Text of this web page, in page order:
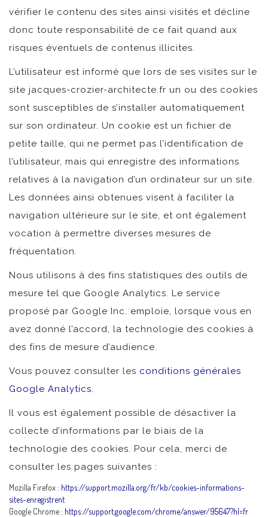
vérifier le contenu des sites ainsi visités et décline
donc toute responsabilité de ce fait quand aux
risques éventuels de contenus illicites.
L’utilisateur est informé que lors de ses visites sur le
site jacques-crozier-architecte.fr un ou des cookies
sont susceptibles de s’installer automatiquement
sur son ordinateur. Un cookie est un fichier de
petite taille, qui ne permet pas l’identification de
l’utilisateur, mais qui enregistre des informations
relatives à la navigation d’un ordinateur sur un site.
Les données ainsi obtenues visent à faciliter la
navigation ultérieure sur le site, et ont également
vocation à permettre diverses mesures de
fréquentation.
Nous utilisons à des fins statistiques des outils de
mesure tel que Google Analytics. Le service
proposé par Google Inc. emploie, lorsque vous en
avez donné l’accord, la technologie des cookies à
des fins de mesure d’audience.
Vous pouvez consulter les conditions générales
Google Analytics.
Il vous est également possible de désactiver la
collecte d’informations par le biais de la
technologie des cookies. Pour cela, merci de
consulter les pages suivantes :
Mozilla Firefox : https://support.mozilla.org/fr/kb/cookies-informations-
sites-enregistrent
Google Chrome : https://support.google.com/chrome/answer/95647?hl=fr